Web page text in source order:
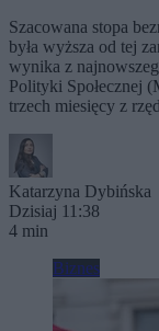
Szacowana stopa
była wyższa od tej
wynika z
Polityki Społecznej
trzech miesięcy z
Katarzyna Dybińska
Dzisiaj 11:38
4 min
Biznes